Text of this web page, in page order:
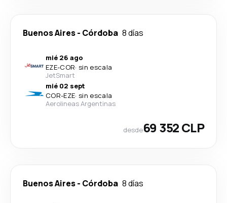
Buenos Aires- Córdoba 8 días
mié 26 ago
EZE-COR· sin escala
JetSmart
mié 02 sept
COR-EZE· sin escala
Aerolineas Argentinas
desde69 352 CLP
Buenos Aires- Córdoba 8 días